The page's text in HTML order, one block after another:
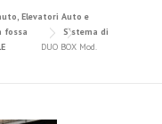
Elevatori Auto e
fossa
Sistema di
DUO BOX Mod.